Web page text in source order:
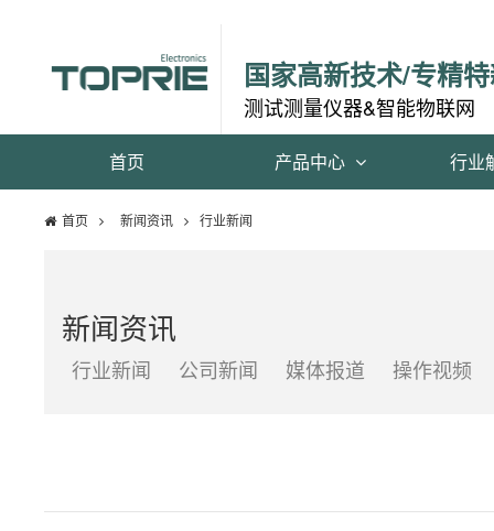
国家高新技术/专精
测试测量仪器&智能物联网
首页 产品中心 行业
首页 新闻资讯 行业新闻
新闻资讯
行业新闻 公司新闻 媒体报道 操作视频